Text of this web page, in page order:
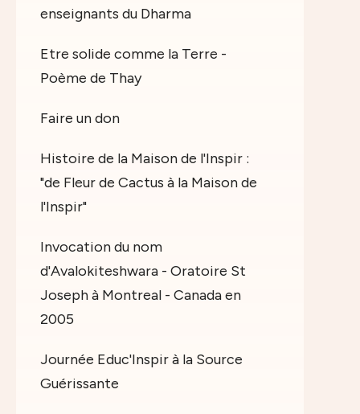
enseignants du Dharma
Etre solide comme la Terre -
Poème de Thay
Faire un don
Histoire de la Maison de l'Inspir :
"de Fleur de Cactus à la Maison de
l'Inspir"
Invocation du nom
d'Avalokiteshwara - Oratoire St
Joseph à Montreal - Canada en
2005
Journée Educ'Inspir à la Source
Guérissante